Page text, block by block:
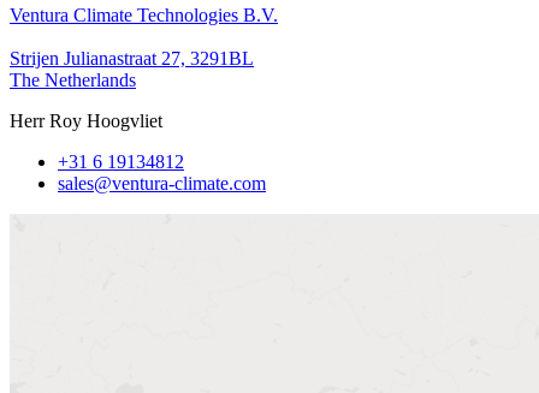
Ventura Climate Technologies B.V.
Strijen Julianastraat 27, 3291BL
The Netherlands
Herr Roy Hoogvliet
+31 6 19134812
sales@ventura-climate.com